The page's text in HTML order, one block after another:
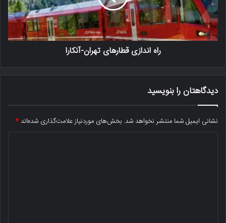
راه اندازی قطارهای تهران-آنکارا
دیدگاهتان را بنویسید
نشانی ایمیل شما منتشر نخواهد شد. بخش‌های موردنیاز علامت‌گذاری شده‌اند*